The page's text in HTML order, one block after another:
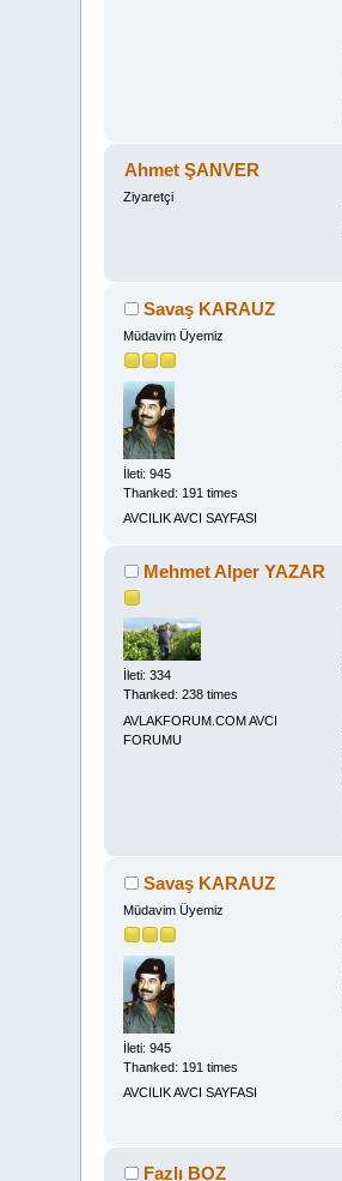
Ahmet ŞANVER
Ziyaretçi
Savaş KARAUZ
Müdavim Üyemiz
İleti: 945
Thanked: 191 times
AVCILIK AVCI SAYFASI
Mehmet Alper YAZAR
İleti: 334
Thanked: 238 times
AVLAKFORUM.COM AVCI
FORUMU
Savaş KARAUZ
Müdavim Üyemiz
İleti: 945
Thanked: 191 times
AVCILIK AVCI SAYFASI
Fazlı BOZ